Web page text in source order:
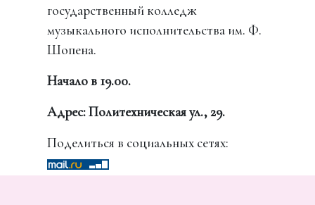
государственный колледж
музыкального исполнительства им. Ф.
Шопена.
Начало в 19.00.
Адрес: Политехническая ул., 29.
Поделиться в социальных сетях: